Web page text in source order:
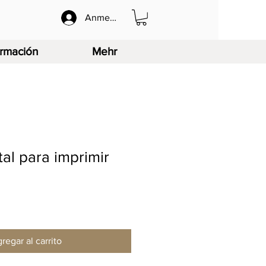
Anmelden
Mehr
para imprimir
al carrito